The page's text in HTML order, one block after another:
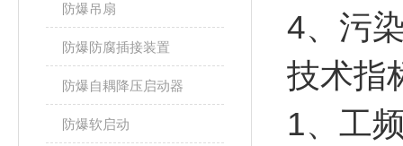
防爆吊扇
防爆防腐插接装置
防爆自耦降压启动器
防爆软启动
4、污
技术指
1、工